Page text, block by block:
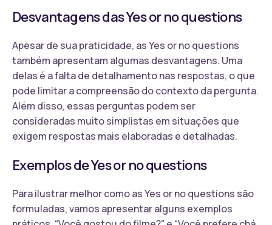
Desvantagens das Yes or no questions
Apesar de sua praticidade, as Yes or no questions
também apresentam algumas desvantagens. Uma
delas é a falta de detalhamento nas respostas, o que
pode limitar a compreensão do contexto da pergunta.
Além disso, essas perguntas podem ser
consideradas muito simplistas em situações que
exigem respostas mais elaboradas e detalhadas.
Exemplos de Yes or no questions
Para ilustrar melhor como as Yes or no questions são
formuladas, vamos apresentar alguns exemplos